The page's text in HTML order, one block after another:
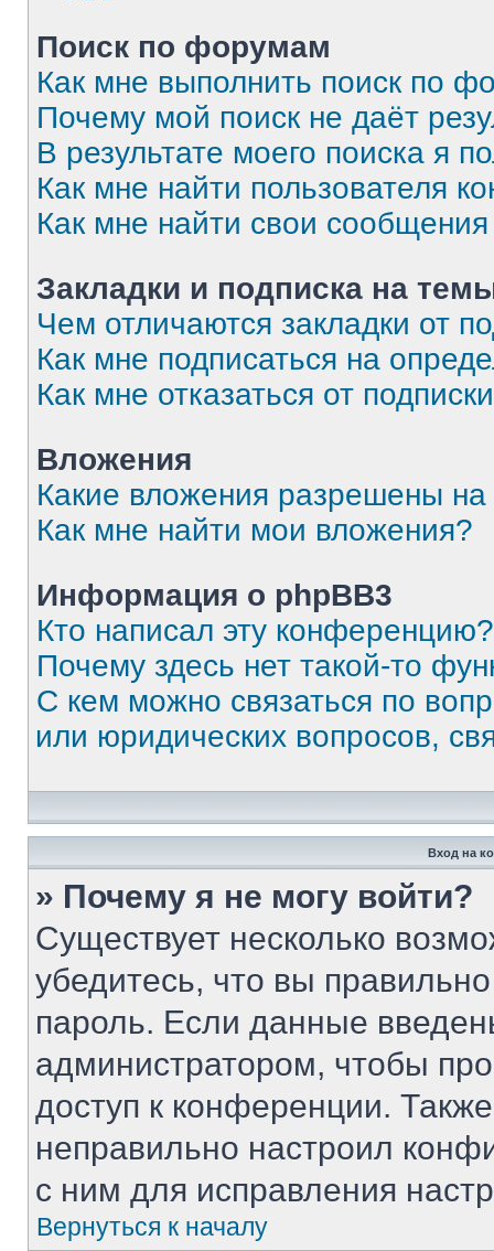
Поиск по форумам
Как мне выполнить поиск по
Почему мой поиск не даёт
В результате моего поиска я
Как мне найти пользователя
Как мне найти свои
Закладки и подписка на
Чем отличаются закладки от
Как мне подписаться на
Как мне отказаться от
Вложения
Какие вложения разрешены
Как мне найти мои вложения?
Информация о phpBB3
Кто написал эту конференцию?
Почему здесь нет такой-то
С кем можно связаться по
или юридических вопросов,
Вход на
» Почему я не могу войти?
Существует несколько
убедитесь, что вы
пароль. Если данные
администратором, чтобы
доступ к конференции.
неправильно настроил
с ним для исправления
Вернуться к началу